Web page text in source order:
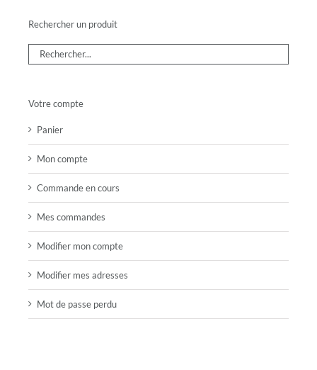
Rechercher un produit
Votre compte
Panier
Mon compte
Commande en cours
Mes commandes
Modifier mon compte
Modifier mes adresses
Mot de passe perdu